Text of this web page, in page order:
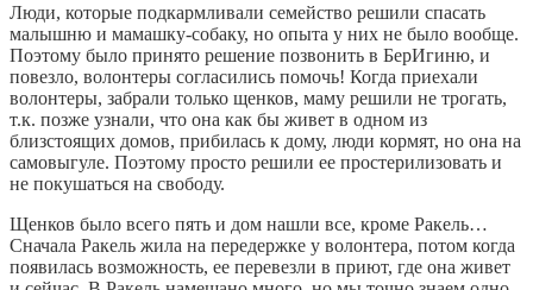
Люди, которые подкармливали семейство решили спасать
малышню и мамашку-собаку, но опыта у них не было вообще.
Поэтому было принято решение позвонить в БерИгиню, и
повезло, волонтеры согласились помочь! Когда приехали
волонтеры, забрали только щенков, маму решили не трогать,
т.к. позже узнали, что она как бы живет в одном из
близстоящих домов, прибилась к дому, люди кормят, но она на
самовыгуле. Поэтому просто решили ее простерилизовать и
не покушаться на свободу.
Щенков было всего пять и дом нашли все, кроме Ракель…
Сначала Ракель жила на передержке у волонтера, потом когда
появилась возможность, ее перевезли в приют, где она живет